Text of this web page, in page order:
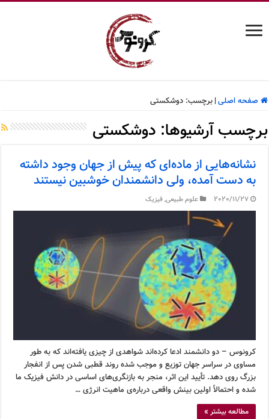
صفحه اصلی| برچسب:دوشکستی
برچسب آرشیوها: دوشکستی
نشانه‌هایی از ماده‌ای که پیش از جهان وجود داشته
به دست آمده، ولی دانشمندان خوشبین نیستند
2020/11/27 علوم طبیعی,فیزیک
کرونوس – دو دانشمند ادعا کرده‌اند شواهدی از چیزی یافته‌اند که به طور
مساوی در سراسر جهان توزیع و موجب شده روند قطبی شدن پس از انفجار
بزرگ روی دهد. تأیید این اثر، منجر به بازنگری‌های اساسی در دانش فیزیک ما
شده و احتمالاً اولین بینش واقعی درباره‌ی ماهیت انرژی …
مطالعه بیشتر »